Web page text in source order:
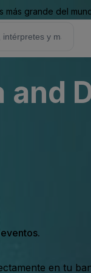
grande del
en tu